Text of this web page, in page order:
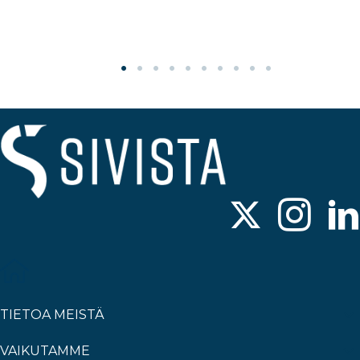
TIETOA MEISTÄ
VAIKUTAMME